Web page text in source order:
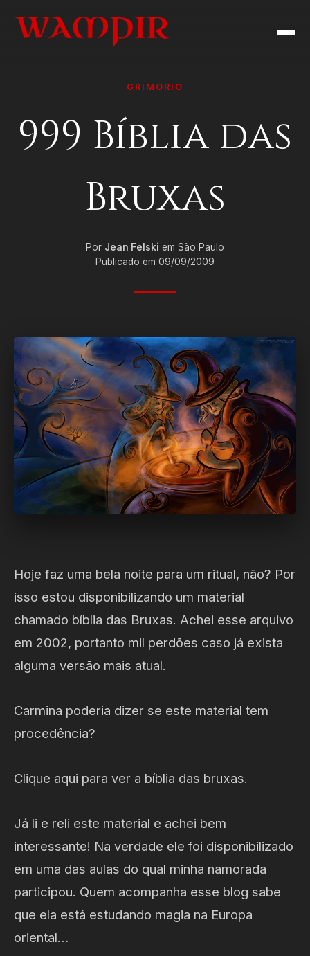
GRIMÓRIO
999 Bíblia das
Bruxas
Por Jean Felski em São Paulo
Publicado em 09/09/2009
Hoje faz uma bela noite para um ritual, não? Por
isso estou disponibilizando um material
chamado bíblia das Bruxas. Achei esse arquivo
em 2002, portanto mil perdões caso já exista
alguma versão mais atual.
Carmina poderia dizer se este material tem
procedência?
Clique aqui para ver a bíblia das bruxas.
Já li e reli este material e achei bem
interessante! Na verdade ele foi disponibilizado
em uma das aulas do qual minha namorada
participou. Quem acompanha esse blog sabe
que ela está estudando magia na Europa
oriental…